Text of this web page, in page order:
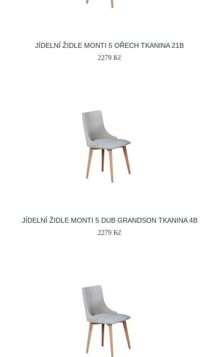
JÍDELNÍ ŽIDLE MONTI 5 OŘECH TKANINA 21B
2279 Kč
JÍDELNÍ ŽIDLE MONTI 5 DUB GRANDSON TKANINA 4B
2279 Kč